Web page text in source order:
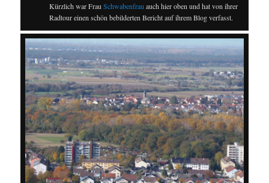
Kürzlich war Frau Schwabenfrau auch hier oben und hat von ihrer
Radtour einen schön bebilderten Bericht auf ihrem Blog verfasst.